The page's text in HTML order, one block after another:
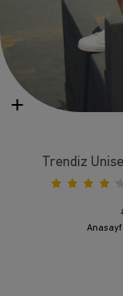
Trendiz